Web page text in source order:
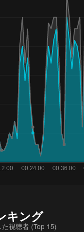
キング
視聴者 (Top 15)